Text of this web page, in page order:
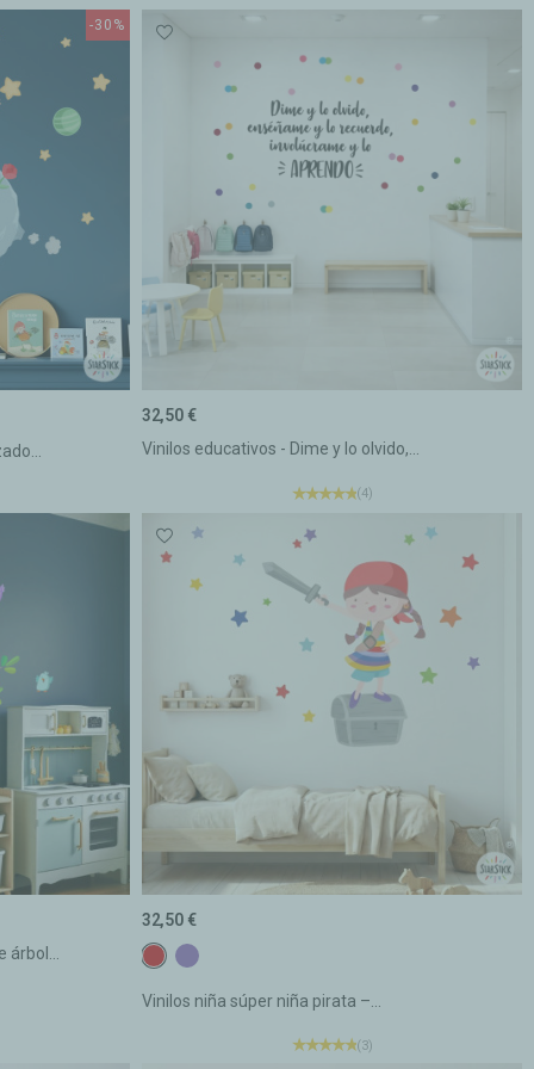
-30%
Vinilos educativos - Dime y lo olvido,...
32,50 €
(4)
Vinilos niña súper niña pirata –...
32,50 €
(3)
E1 ROJOE19 MORADO